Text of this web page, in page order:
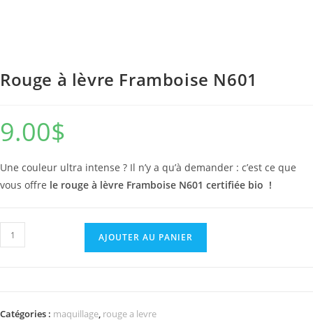
Rouge à lèvre Framboise N601
9.00$
Une couleur ultra intense ? Il n’y a qu’à demander : c’est ce que
vous offre le rouge à lèvre Framboise N601 certifiée bio !
quantité
de
Framboise
AJOUTER AU PANIER
Catégories : maquillage, rouge a levre